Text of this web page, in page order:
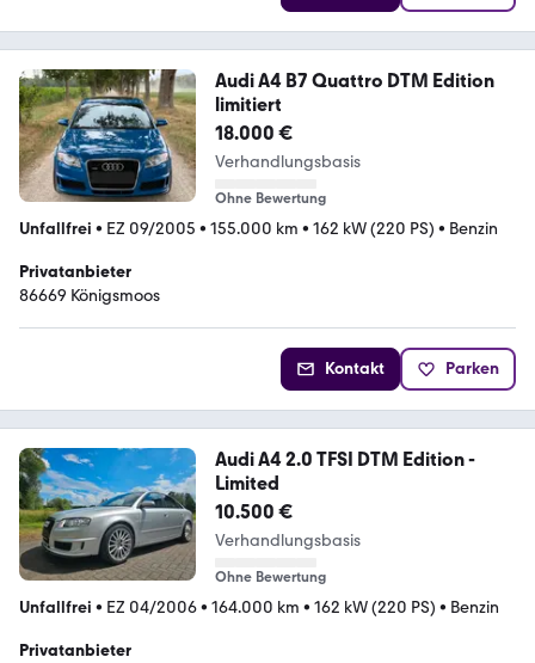
Audi A4 B7 Quattro DTM Edition
limitiert
18.000 €
Verhandlungsbasis
Ohne Bewertung
Unfallfrei • EZ 09/2005 • 155.000 km • 162 kW (220 PS) • Benzin
Privatanbieter
86669 Königsmoos
Kontakt Parken
Audi A4 2.0 TFSI DTM Edition -
Limited
10.500 €
Verhandlungsbasis
Ohne Bewertung
Unfallfrei • EZ 04/2006• 164.000 km • 162 kW (220 PS) • Benzin
Privatanbieter